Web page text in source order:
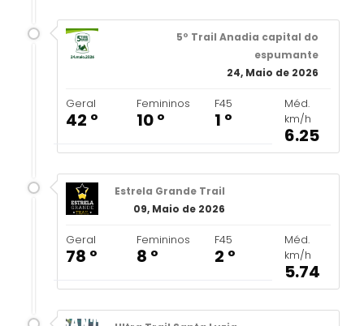
5º Trail Anadia capital do
espumante
24, Maio de 2026
Geral
42 º
Femininos
10 º
F45
1 º
Méd.
km/h
6.25
Estrela Grande Trail
09, Maio de 2026
Geral
78 º
Femininos
8 º
F45
2 º
Méd.
km/h
5.74